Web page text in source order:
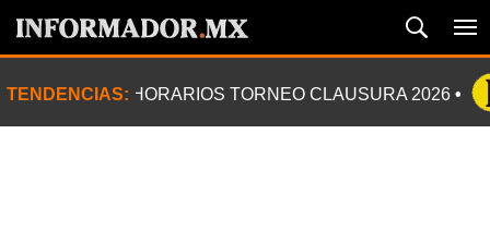
TENDENCIAS: HORARIOS TORNEO CLAUSURA 2026